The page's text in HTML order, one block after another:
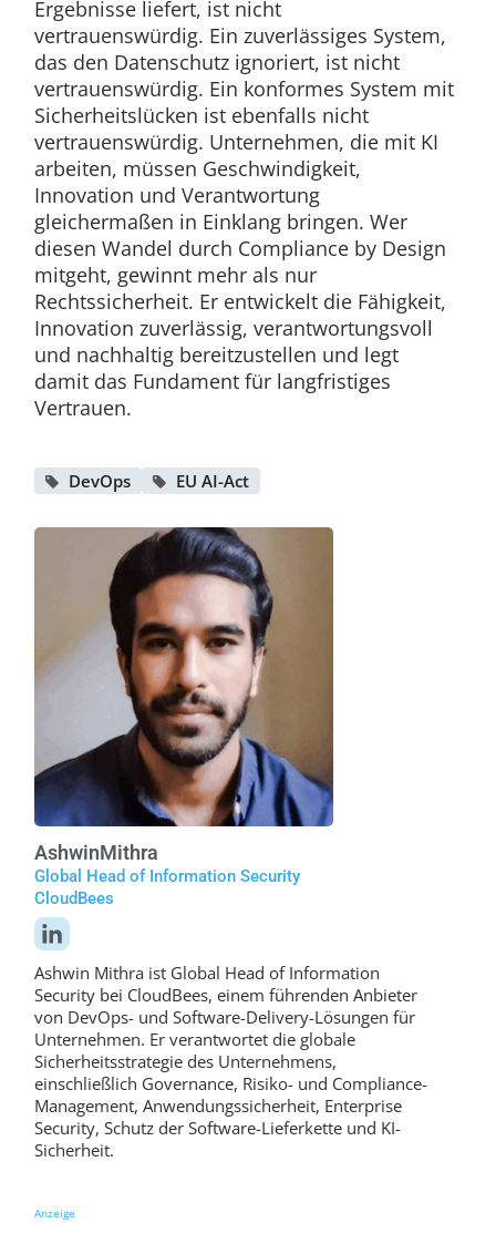
Ergebnisse liefert, ist nicht
vertrauenswürdig. Ein zuverlässiges System,
das den Datenschutz ignoriert, ist nicht
vertrauenswürdig. Ein konformes System mit
Sicherheitslücken ist ebenfalls nicht
vertrauenswürdig. Unternehmen, die mit KI
arbeiten, müssen Geschwindigkeit,
Innovation und Verantwortung
gleichermaßen in Einklang bringen. Wer
diesen Wandel durch Compliance by Design
mitgeht, gewinnt mehr als nur
Rechtssicherheit. Er entwickelt die Fähigkeit,
Innovation zuverlässig, verantwortungsvoll
und nachhaltig bereitzustellen und legt
damit das Fundament für langfristiges
Vertrauen.
DevOps EU AI-Act
AshwinMithra
Global Head of Information Security
CloudBees
Ashwin Mithra ist Global Head of Information
Security bei CloudBees, einem führenden Anbieter
von DevOps- und Software-Delivery-Lösungen für
Unternehmen. Er verantwortet die globale
Sicherheitsstrategie des Unternehmens,
einschließlich Governance, Risiko- und Compliance-
Management, Anwendungssicherheit, Enterprise
Security, Schutz der Software-Lieferkette und KI-
Sicherheit.
Anzeige